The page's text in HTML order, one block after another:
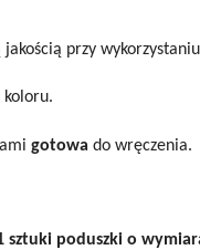
jakością przy
gotowa do wręczenia.
sztuki poduszki o